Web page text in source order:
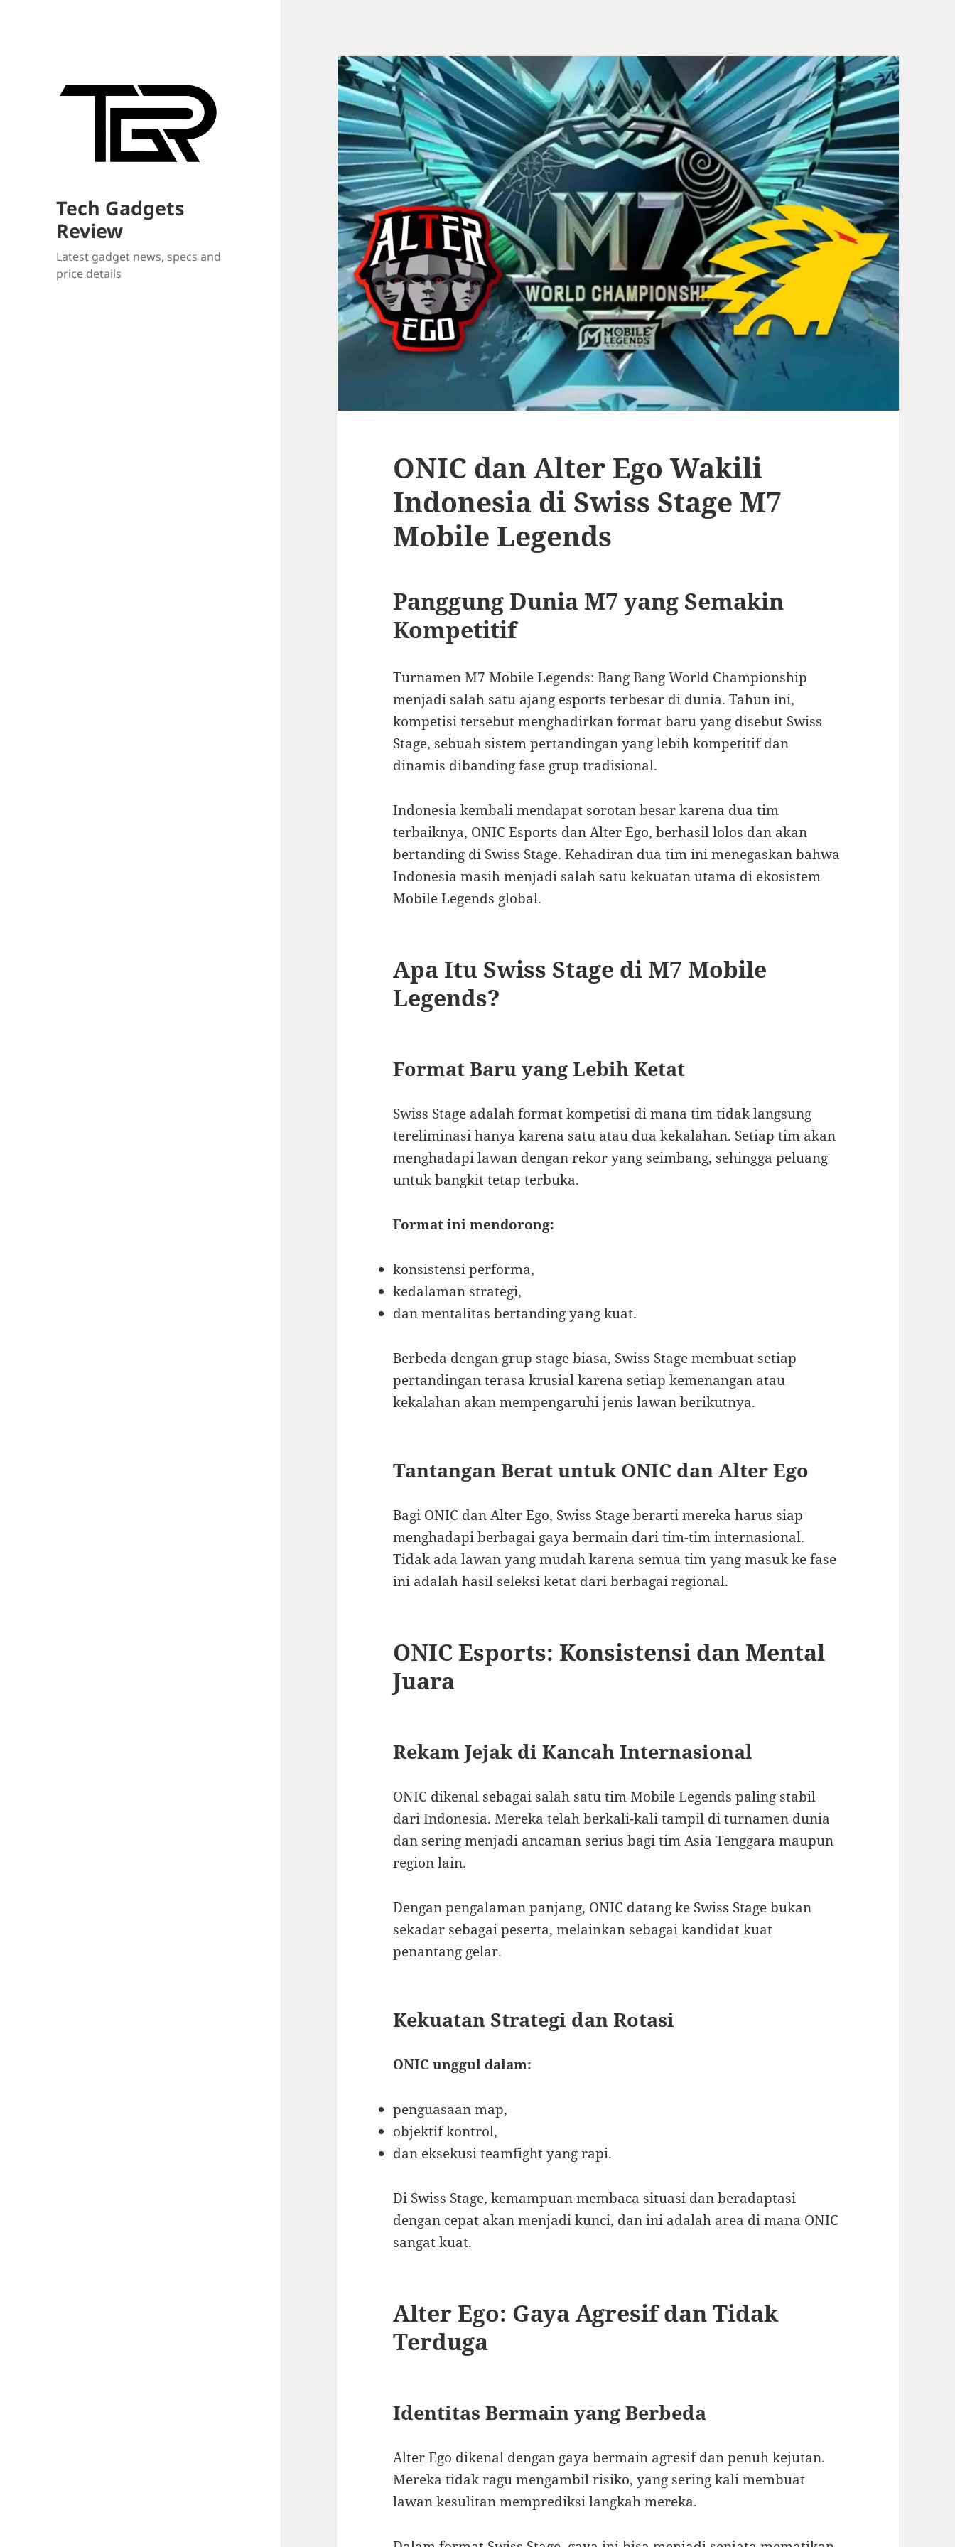
Tech Gadgets
Review
Latest gadget news, specs and
price details
ONIC dan Alter Ego Wakili
Indonesia di Swiss Stage M7
Mobile Legends
Panggung Dunia M7 yang Semakin
Kompetitif
Turnamen M7 Mobile Legends: Bang Bang World Championship
menjadi salah satu ajang esports terbesar di dunia. Tahun ini,
kompetisi tersebut menghadirkan format baru yang disebut Swiss
Stage, sebuah sistem pertandingan yang lebih kompetitif dan
dinamis dibanding fase grup tradisional.
Indonesia kembali mendapat sorotan besar karena dua tim
terbaiknya, ONIC Esports dan Alter Ego, berhasil lolos dan akan
bertanding di Swiss Stage. Kehadiran dua tim ini menegaskan bahwa
Indonesia masih menjadi salah satu kekuatan utama di ekosistem
Mobile Legends global.
Apa Itu Swiss Stage di M7 Mobile
Legends?
Format Baru yang Lebih Ketat
Swiss Stage adalah format kompetisi di mana tim tidak langsung
tereliminasi hanya karena satu atau dua kekalahan. Setiap tim akan
menghadapi lawan dengan rekor yang seimbang, sehingga peluang
untuk bangkit tetap terbuka.
Format ini mendorong:
konsistensi performa,
kedalaman strategi,
dan mentalitas bertanding yang kuat.
Berbeda dengan grup stage biasa, Swiss Stage membuat setiap
pertandingan terasa krusial karena setiap kemenangan atau
kekalahan akan mempengaruhi jenis lawan berikutnya.
Tantangan Berat untuk ONIC dan Alter Ego
Bagi ONIC dan Alter Ego, Swiss Stage berarti mereka harus siap
menghadapi berbagai gaya bermain dari tim-tim internasional.
Tidak ada lawan yang mudah karena semua tim yang masuk ke fase
ini adalah hasil seleksi ketat dari berbagai regional.
ONIC Esports: Konsistensi dan Mental
Juara
Rekam Jejak di Kancah Internasional
ONIC dikenal sebagai salah satu tim Mobile Legends paling stabil
dari Indonesia. Mereka telah berkali-kali tampil di turnamen dunia
dan sering menjadi ancaman serius bagi tim Asia Tenggara maupun
region lain.
Dengan pengalaman panjang, ONIC datang ke Swiss Stage bukan
sekadar sebagai peserta, melainkan sebagai kandidat kuat
penantang gelar.
Kekuatan Strategi dan Rotasi
ONIC unggul dalam:
penguasaan map,
objektif kontrol,
dan eksekusi teamfight yang rapi.
Di Swiss Stage, kemampuan membaca situasi dan beradaptasi
dengan cepat akan menjadi kunci, dan ini adalah area di mana ONIC
sangat kuat.
Alter Ego: Gaya Agresif dan Tidak
Terduga
Identitas Bermain yang Berbeda
Alter Ego dikenal dengan gaya bermain agresif dan penuh kejutan.
Mereka tidak ragu mengambil risiko, yang sering kali membuat
lawan kesulitan memprediksi langkah mereka.